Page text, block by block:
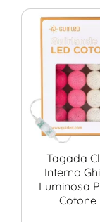
Tagada
Interno
Luminosa
Cotone